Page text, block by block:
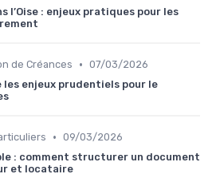
l’Oise : enjeux pratiques pour les
de Créances • 07/03/2026
enjeux prudentiels pour le
• 09/03/2026
: comment structurer un document
et locataire